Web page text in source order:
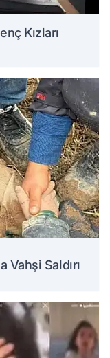
Kızları
Vahşi Saldırı